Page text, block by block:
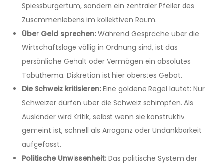
Spiessbürgertum, sondern ein zentraler Pfeiler des
Zusammenlebens im kollektiven Raum.
Über Geld sprechen: Während Gespräche über die
Wirtschaftslage völlig in Ordnung sind, ist das
persönliche Gehalt oder Vermögen ein absolutes
Tabuthema. Diskretion ist hier oberstes Gebot.
Die Schweiz kritisieren: Eine goldene Regel lautet: Nur
Schweizer dürfen über die Schweiz schimpfen. Als
Ausländer wird Kritik, selbst wenn sie konstruktiv
gemeint ist, schnell als Arroganz oder Undankbarkeit
aufgefasst.
Politische Unwissenheit: Das politische System der